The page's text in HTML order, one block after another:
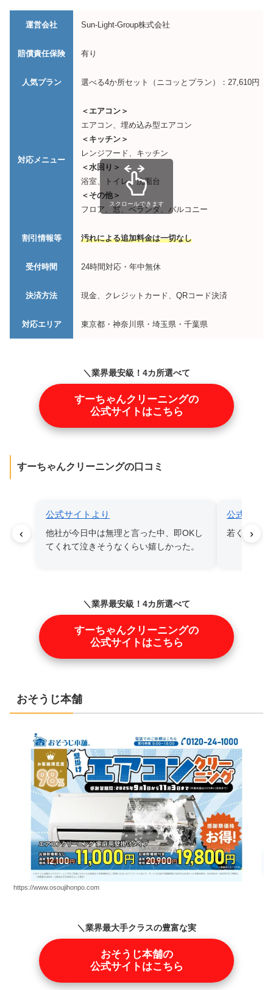
運営会社 Sun-Light-Group株式会社
賠償責任保険 有り
人気プラン 選べる4か所セット（ニコッとプラン）：27,610円
対応メニュー
＜エアコン＞
エアコン、埋め込み型エアコン
＜キッチン＞
レンジフード、キッチン
＜水回り＞
浴室、トイレ、洗面台
＜その他＞
フロア、窓、ベランダ、バルコニー
割引情報等 汚れによる追加料金は一切なし
受付時間 24時間対応・年中無休
決済方法 現金、クレジットカード、QRコード決済
対応エリア 東京都・神奈川県・埼玉県・千葉県
スクロールできます
＼業界最安級！4カ所選べて
すーちゃんクリーニングの
公式サイトはこちら
すーちゃんクリーニングの口コミ
‹
公式サイトより
他社が今日中は無理と言った中、即OKし
てくれて泣きそうなくらい嬉しかった。
公式サイ
若くて明る
›
＼業界最安級！4カ所選べて
すーちゃんクリーニングの
公式サイトはこちら
おそうじ本舗
https://www.osoujihonpo.com
＼業界最大手クラスの豊富な実
おそうじ本舗の
公式サイトはこちら